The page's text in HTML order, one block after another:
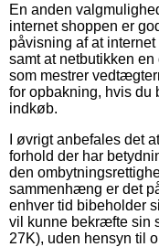
En anden
internet shoppen er
påvisning af at
samt at netbutikken
som mestrer
for opbakning, hvis du
indkøb.
I øvrigt anbefales det
forhold der har
den
sammenhæng er det
enhver tid bibeholder
vil kunne bekræfte sin
27K), uden hensyn til